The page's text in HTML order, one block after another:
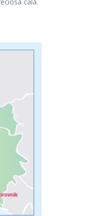
cala.